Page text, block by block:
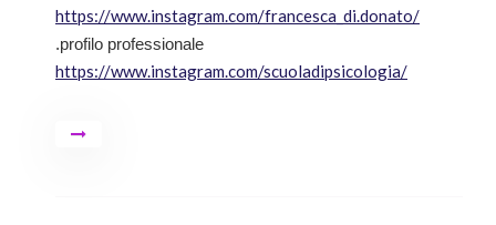
https://www.instagram.com/francesca_di.donato/
.profilo professionale
https://www.instagram.com/scuoladipsicologia/